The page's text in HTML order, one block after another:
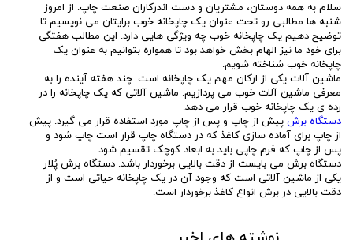
سلام به همه دوستان، مشتریان و دست اندرکاران صنعت چاپ. از امروز
شنبه ها مطالبی رو تحت عنوان یک چاپخانه خوب برایتان می نویسیم تا
توضیح دهیم یک چاپخانه خوب چه ویژگی هایی دارد. این مطالب هفتگی
برای خود ما نیز الهام بخش خواهد بود تا همواره بتوانیم به عنوان یک
چاپخانه خوب شناخته شویم.
ماشین آلات یکی از ارکان مهم یک چاپخانه است. چند هفته آینده را به
معرفی ماشین آلات خوب می پردازیم. ماشین آلاتی که یک چاپخانه را در
رده ی یک چاپخانه خوب قرار می دهد.
دستگاه برش پیش از چاپ و پس از چاپ مورد استفاده قرار می گیرد. پیش
از چاپ برای آماده سازی کاغذ که در دستگاه چاپ قرار است چاپ شود و
پس از چاپ که فرم چاپی باید به ابعاد کوچک تقسیم شود.
دستگاه برش می بایست از دقت بالایی برخوردار باشد. دستگاه برش پُلار
یکی از ماشین آلاتی است که وجود آن در یک چاپخانه حیاتی است و از
دقت بالایی در برش انواع کاغذ برخوردار است.